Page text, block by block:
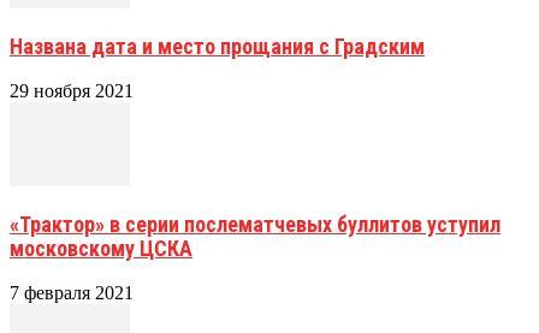
Названа дата и место прощания с Градским
29 ноября 2021
«Трактор» в серии послематчевых буллитов уступил
московскому ЦСКА
7 февраля 2021